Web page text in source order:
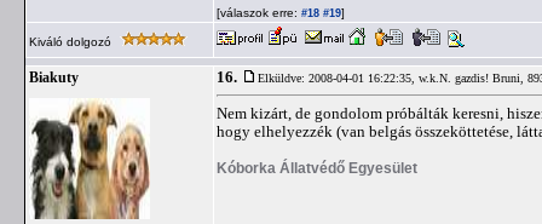
[válaszok erre: #18 #19]
Kiváló dolgozó
Biakuty 16. Elküldve: 2008-04-01 16:22:35, w.k.N. gazdis! Bruni,
Nem kizárt, de gondolom próbálták keresni,
hogy elhelyezzék (van belgás összeköttetése,
Kóborka Állatvédő Egyesület